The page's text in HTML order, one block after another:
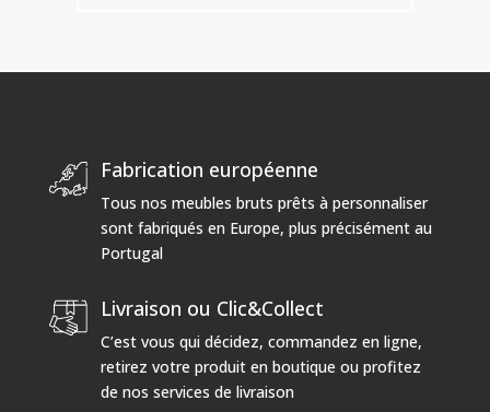
Fabrication européenne
Tous nos meubles bruts prêts à personnaliser
sont fabriqués en Europe, plus précisément au
Portugal
Livraison ou Clic&Collect
C’est vous qui décidez, commandez en ligne,
retirez votre produit en boutique ou profitez
de nos services de livraison